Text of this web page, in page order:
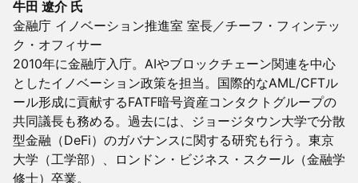
牛田 遼介 氏
金融庁 イノベーション推進室 室長／チーフ・フィンテッ
ク・オフィサー
2010年に金融庁入庁。AIやブロックチェーン関連を中心
としたイノベーション政策を担当。国際的なAML/CFTル
ール形成に貢献するFATF暗号資産コンタクトグループの
共同議長も務める。過去には、ジョージタウン大学で分散
型金融（DeFi）のガバナンスに関する研究も行う。東京
大学（工学部）、ロンドン・ビジネス・スクール（金融学
修士）卒業。